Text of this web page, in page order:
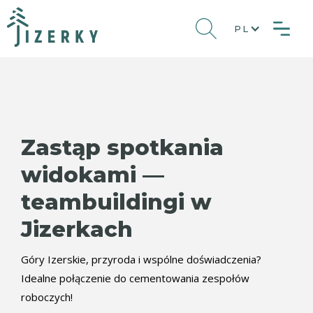
PL
Zastąp spotkania
widokami —
teambuildingi w
Jizerkach
Góry Izerskie, przyroda i wspólne doświadczenia?
Idealne połączenie do cementowania zespołów
roboczych!